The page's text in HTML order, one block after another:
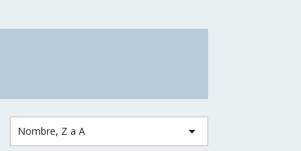
Nombre, Z a A 